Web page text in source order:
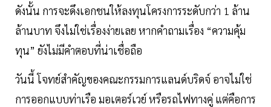
ดังนั้น การจะดึงเอกชนให้ลงทุนโครงการระดับกว่า 1 ล้าน
ล้านบาท จึงไม่ใช่เรื่องง่ายเลย หากคำถามเรื่อง “ความคุ้ม
ทุน” ยังไม่มีคำตอบที่น่าเชื่อถือ
วันนี้ โจทย์สำคัญของคณะกรรมการแลนด์บริดจ์ อาจไม่ใช่
การออกแบบท่าเรือ มอเตอร์เวย์ หรือรถไฟทางคู่ แต่คือการ